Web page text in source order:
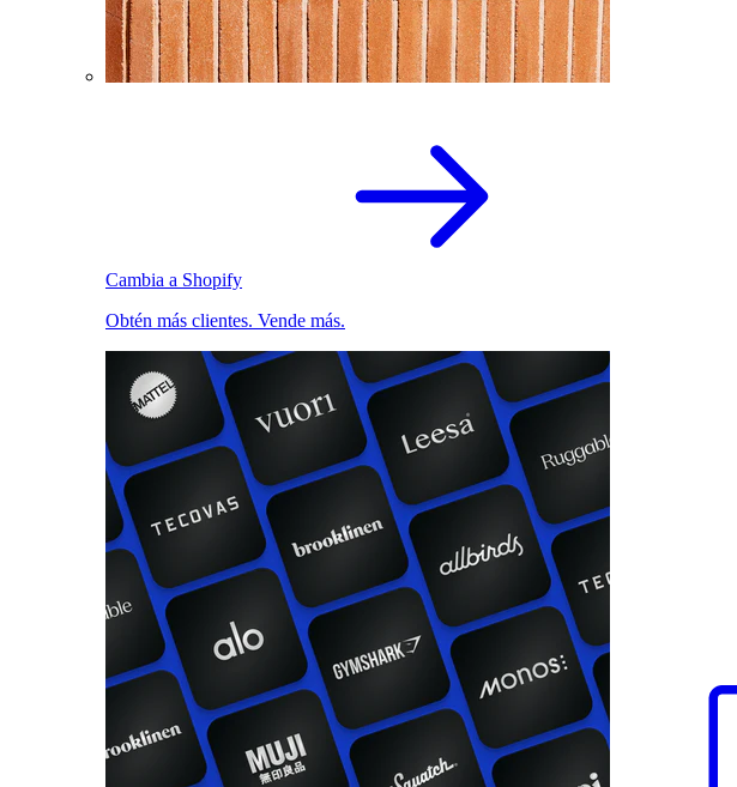
Cambia a Shopify
Obtén más clientes. Vende más.